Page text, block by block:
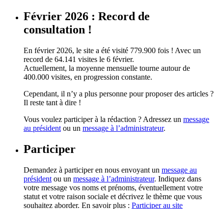
Février 2026 : Record de
consultation !
En février 2026, le site a été visité 779.900 fois ! Avec un
record de 64.141 visites le 6 février.
Actuellement, la moyenne mensuelle tourne autour de
400.000 visites, en progression constante.
Cependant, il n’y a plus personne pour proposer des articles ?
Il reste tant à dire !
Vous voulez participer à la rédaction ? Adressez un message
au président ou un message à l’administrateur.
Participer
Demandez à participer en nous envoyant un message au
président ou un message à l’administrateur. Indiquez dans
votre message vos noms et prénoms, éventuellement votre
statut et votre raison sociale et décrivez le thème que vous
souhaitez aborder. En savoir plus : Participer au site